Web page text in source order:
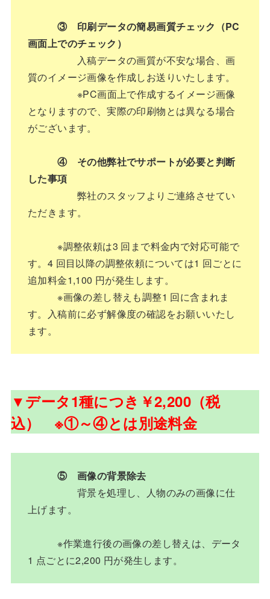
③ 印刷データの簡易画質チェック（PC
画面上でのチェック）
入稿データの画質が不安な場合、画
質のイメージ画像を作成しお送りいたします。
※PC画面上で作成するイメージ画像
となりますので、実際の印刷物とは異なる場合
がございます。
④ その他弊社でサポートが必要と判断
した事項
弊社のスタッフよりご連絡させてい
ただきます。
※調整依頼は3 回まで料金内で対応可能で
す。4 回目以降の調整依頼については1 回ごとに
追加料金1,100 円が発生します。
※画像の差し替えも調整1 回に含まれま
す。入稿前に必ず解像度の確認をお願いいたし
ます。
▼データ1種につき￥2,200（税
込） ※①～④とは別途料金
⑤ 画像の背景除去
背景を処理し、人物のみの画像に仕
上げます。
※作業進行後の画像の差し替えは、データ
1 点ごとに2,200 円が発生します。